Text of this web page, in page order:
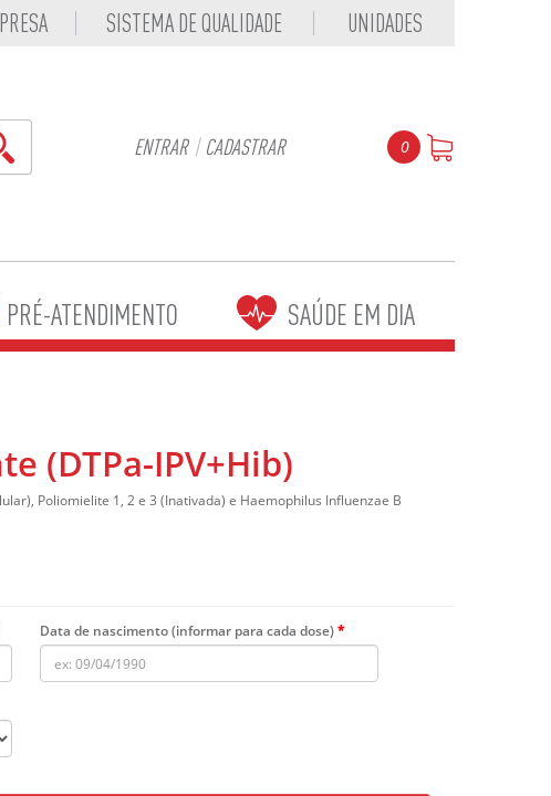
SISTEMA DE QUALIDADE UNIDADES
ENTRAR | CADASTRAR 0
PRÉ-ATENDIMENTO SAÚDE EM DIA
(DTPa-IPV+Hib)
Poliomielite 1, 2 e 3 (Inativada) e Haemophilus Influenzae B
Data de nascimento (informar para cada dose)